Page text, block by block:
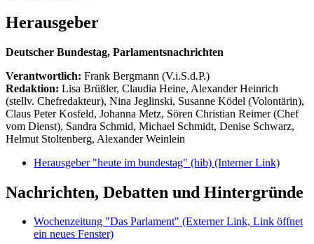
Herausgeber
Deutscher Bundestag, Parlamentsnachrichten
Verantwortlich: Frank Bergmann (V.i.S.d.P.)
Redaktion: Lisa Brüßler, Claudia Heine, Alexander Heinrich
(stellv. Chefredakteur), Nina Jeglinski, Susanne Ködel (Volontärin),
Claus Peter Kosfeld, Johanna Metz, Sören Christian Reimer (Chef
vom Dienst), Sandra Schmid, Michael Schmidt, Denise Schwarz,
Helmut Stoltenberg, Alexander Weinlein
Herausgeber "heute im bundestag" (hib) (Interner Link)
Nachrichten, Debatten und Hintergründe
Wochenzeitung "Das Parlament" (Externer Link, Link öffnet
ein neues Fenster)